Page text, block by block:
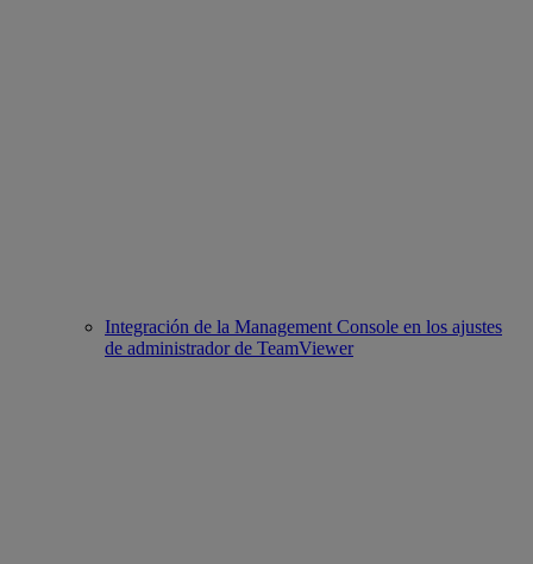
Integración de la Management Console en los ajustes
de administrador de TeamViewer